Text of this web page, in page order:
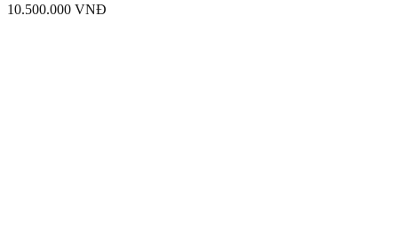
10.500.000 VNĐ